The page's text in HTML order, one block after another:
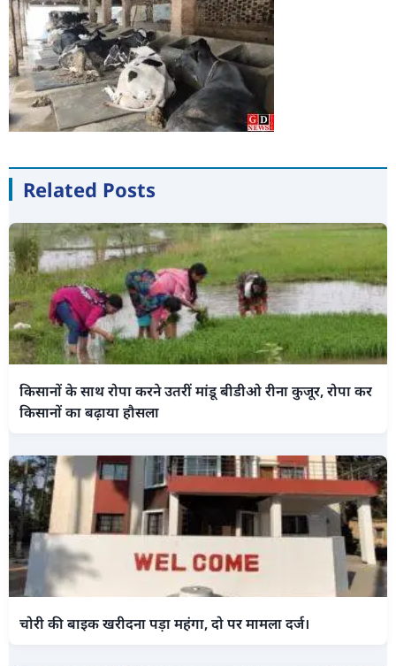
Related Posts
किसानों के साथ रोपा करने उतरीं मांडू बीडीओ रीना कुजूर, रोपा कर
किसानों का बढ़ाया हौसला
चोरी की बाइक खरीदना पड़ा महंगा, दो पर मामला दर्ज।